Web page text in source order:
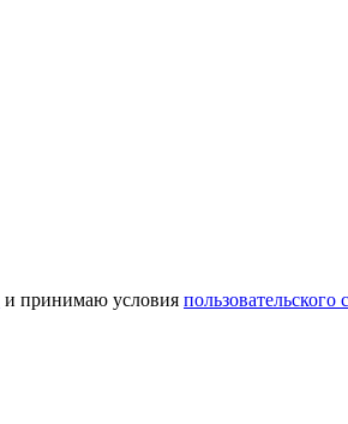
и принимаю условия пользовательского